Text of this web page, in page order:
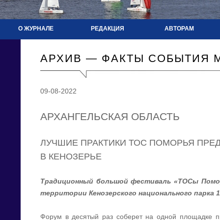
О ЖУРНАЛЕ РЕДАКЦИЯ АВТОРАМ
АРХИВ — ФАКТЫ СОБЫТИЯ
09-08-2022
АРХАНГЕЛЬСКАЯ ОБЛАСТЬ
ЛУЧШИЕ ПРАКТИКИ ТОС ПОМОРЬЯ
В КЕНОЗЕРЬЕ
Традиционный большой фестиваль «ТОСы
территории Кенозерского национального парка
Форум в десятый раз соберет на одной площадке